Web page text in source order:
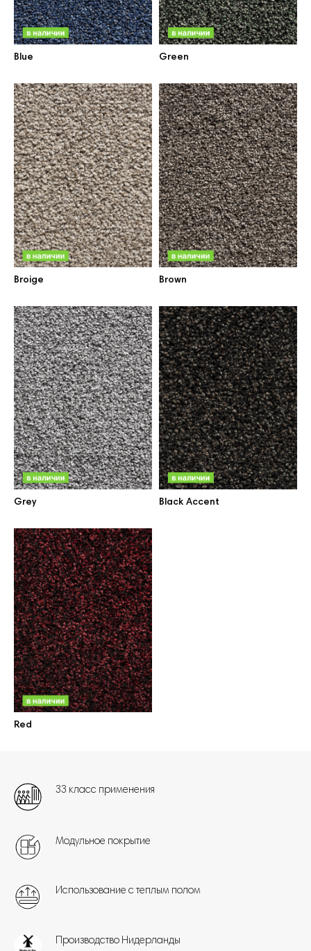
Blue Green
Broige Brown
Grey Black Accent
Red
33 класс применения
Модульное покрытие
Использование с теплым полом
Производство Нидерланды